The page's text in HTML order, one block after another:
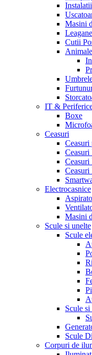
Masini
Cutii
Animale
IT &
Boxe
Ceasuri
Ceasuri
Ceasuri
Ceasuri
Ceasuri
Electrocasnice
Masini
Scule si unelte
Scule
Scule
Scule
Corpuri de